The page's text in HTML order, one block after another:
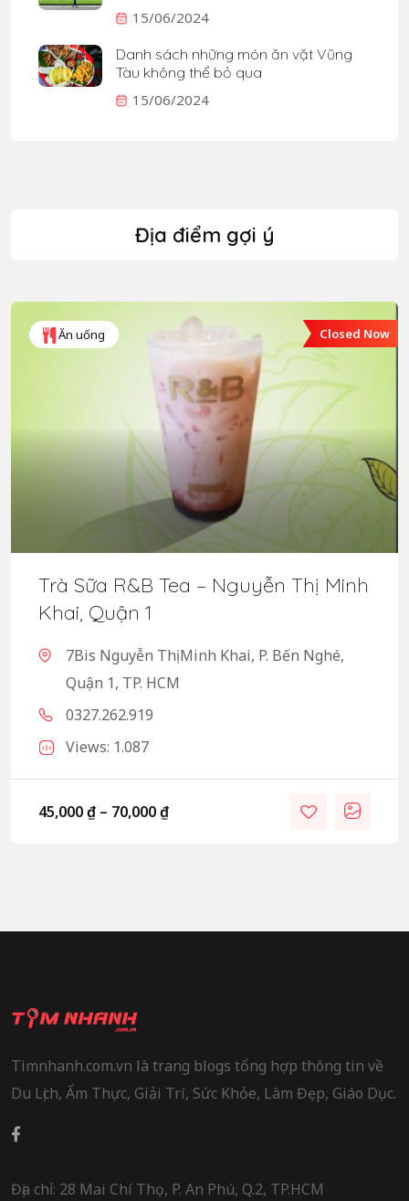
15/06/2024
Danh sách những món ăn vặt Vũng
Tàu không thể bỏ qua
15/06/2024
Địa điểm gợi ý
Ăn uống Closed Now
Trà Sữa R&B Tea – Nguyễn Thị Minh
Khai, Quận 1
7Bis Nguyễn Thị Minh Khai, P. Bến Nghé,
Quận 1, TP. HCM
0327.262.919
Views: 1.087
45,000₫ – 70,000₫
Timnhanh.com.vn là trang blogs tổng hợp thông tin về
Du Lịch, Ẩm Thực, Giải Trí, Sức Khỏe, Làm Đẹp, Giáo Dục.
Địa chỉ: 28 Mai Chí Thọ, P. An Phú, Q.2, TP.HCM